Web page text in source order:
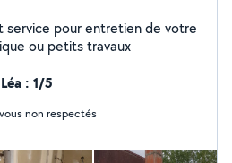
service pour entretien de votre
ou petits travaux
: 1/5
non respectés